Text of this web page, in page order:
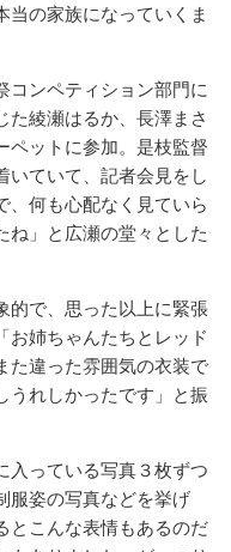
当の家族になっていくま
ンペティション部門に
た綾瀬はるか、長澤まさ
ペットに参加。是枝監督
いていて、記者会見をし
、何も心配なく見ていら
ね」と広瀬の堂々とした
で、思った以上に緊張
お姉ちゃんたちとレッド
た違った雰囲気の衣装で
うれしかったです」と振
っている写真３枚ずつ
服姿の写真などを挙げ
とこんな表情もあるのだ